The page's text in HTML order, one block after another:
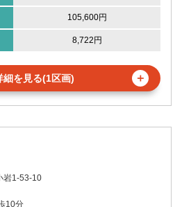
105,600円
8,722円
細を見る(1区画) ＋
岩1-53-10
10分